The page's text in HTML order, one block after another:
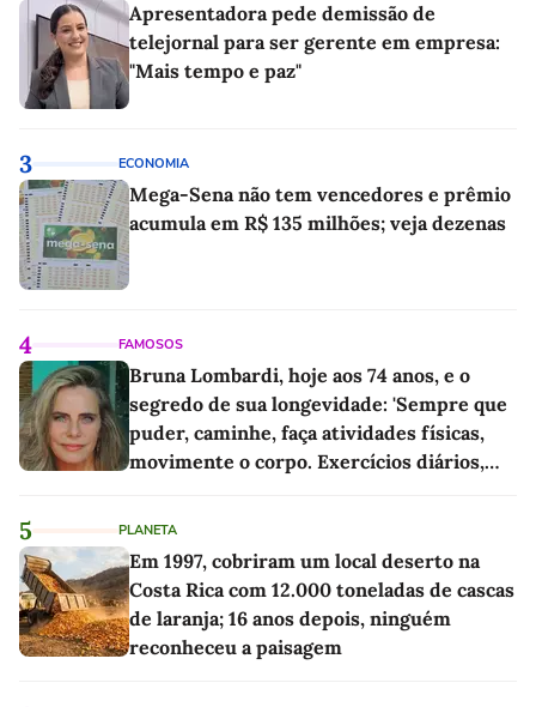
Apresentadora pede demissão de
telejornal para ser gerente em empresa:
"Mais tempo e paz"
3 ECONOMIA
Mega-Sena não tem vencedores e prêmio
acumula em R$ 135 milhões; veja dezenas
4 FAMOSOS
Bruna Lombardi, hoje aos 74 anos, e o
segredo de sua longevidade: 'Sempre que
puder, caminhe, faça atividades físicas,
movimente o corpo. Exercícios diários,
5 PLANETA
Em 1997, cobriram um local deserto na
Costa Rica com 12.000 toneladas de cascas
de laranja; 16 anos depois, ninguém
reconheceu a paisagem